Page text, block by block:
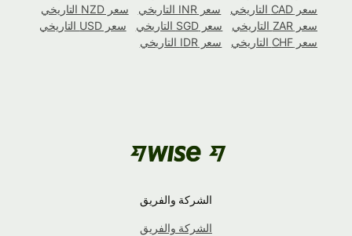
سعر CAD التاريخي
سعر INR التاريخي
سعر NZD التاريخي
سعر ZAR التاريخي
سعر SGD التاريخي
سعر USD التاريخي
سعر CHF التاريخي
سعر IDR التاريخي
الشركة والفريق
الشركة والفريق